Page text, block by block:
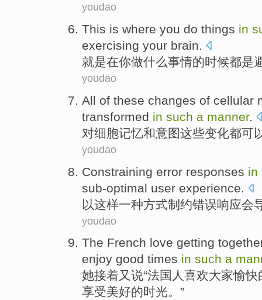
youdao
This is where you do things in
exercising your brain.
就是在你做什么事情的时候都是
youdao
All of these changes of cellular
transformed in such a manner.
对细胞记忆和意图这些变化都可
youdao
Constraining error responses in
sub-optimal user experience
以这样一种方式制约错误响应会
youdao
The French love getting
enjoy good times in such a
她接着又说“法国人 喜欢大家愉快
享受美好的时光。”